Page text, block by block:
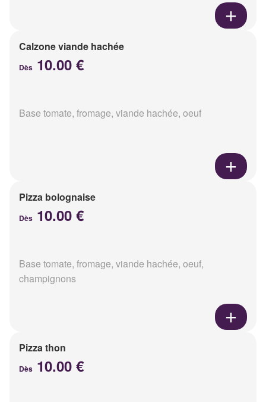
Calzone viande hachée
Dès 10.00 €
Base tomate, fromage, viande hachée, oeuf
Pizza bolognaise
Dès 10.00 €
Base tomate, fromage, viande hachée, oeuf,
champignons
Pizza thon
Dès 10.00 €